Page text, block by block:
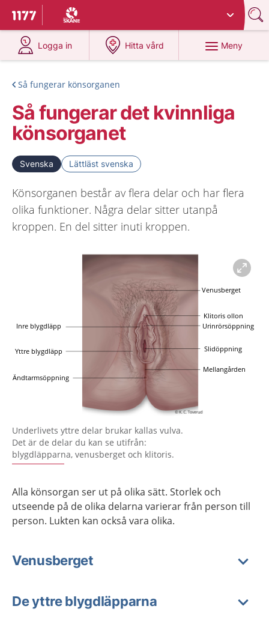
Till startsidan för 1177
Du har valt region
Logga in
på 1177.se
Hitta vård
på 1177.se
Meny
Så fungerar könsorganen
Så fungerar det kvinnliga
könsorganet
Svenska Lättläst svenska
Könsorganen består av flera delar och har flera
olika funktioner. Några delar sitter utanpå
kroppen. En del sitter inuti kroppen.
Förstora bilden
Underlivets yttre delar brukar kallas vulva.
Det är de delar du kan se utifrån:
blygdläpparna, venusberget och klitoris.
Alla könsorgan ser ut på olika sätt. Storlek och
utseende på de olika delarna varierar från person till
person. Lukten kan också vara olika.
Venusberget
De yttre blygdläpparna